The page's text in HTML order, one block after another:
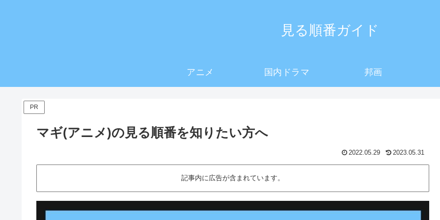
見る順番ガイド
アニメ 国内ドラマ 邦画
PR
マギ(アニメ)の見る順番を知りたい方へ
2022.05.29 2023.05.31
記事内に広告が含まれています。